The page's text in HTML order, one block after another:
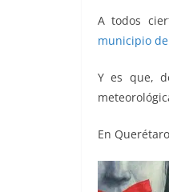
A todos
municipio
Y es que,
En